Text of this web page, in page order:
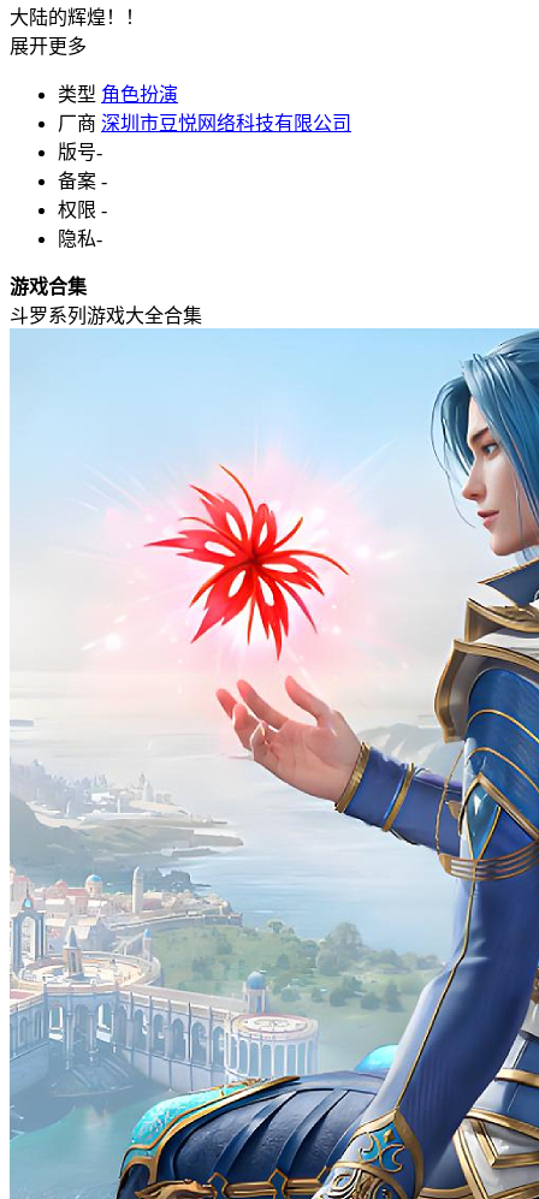
大陆的辉煌！！
展开更多
类型 角色扮演
厂商 深圳市豆悦网络科技有限公司
版号-
备案 -
权限 -
隐私-
游戏合集
斗罗系列游戏大全合集